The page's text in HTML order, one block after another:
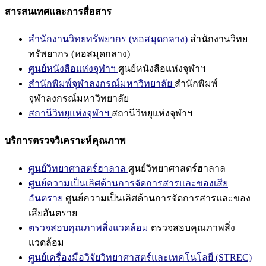
สารสนเทศและการสื่อสาร
สำนักงานวิทยทรัพยากร (หอสมุดกลาง) สำนักงานวิทย
ทรัพยากร (หอสมุดกลาง)
ศูนย์หนังสือแห่งจุฬาฯ ศูนย์หนังสือแห่งจุฬาฯ
สำนักพิมพ์จุฬาลงกรณ์มหาวิทยาลัย สำนักพิมพ์
จุฬาลงกรณ์มหาวิทยาลัย
สถานีวิทยุแห่งจุฬาฯ สถานีวิทยุแห่งจุฬาฯ
บริการตรวจวิเคราะห์คุณภาพ
ศูนย์วิทยาศาสตร์ฮาลาล ศูนย์วิทยาศาสตร์ฮาลาล
ศูนย์ความเป็นเลิศด้านการจัดการสารและของเสีย
อันตราย ศูนย์ความเป็นเลิศด้านการจัดการสารและของ
เสียอันตราย
ตรวจสอบคุณภาพสิ่งแวดล้อม ตรวจสอบคุณภาพสิ่ง
แวดล้อม
ศูนย์เครื่องมือวิจัยวิทยาศาสตร์และเทคโนโลยี (STREC)